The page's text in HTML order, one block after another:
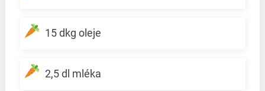
15 dkg oleje
2,5 dl mléka